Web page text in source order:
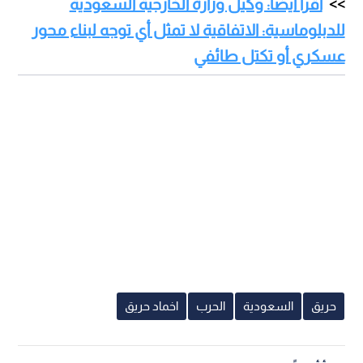
اقرأ أيضا: وكيل وزارة الخارجية السعودية
للدبلوماسية: الاتفاقية لا تمثل أي توجه لبناء محور
عسكري أو تكتل طائفي
حريق السعودية الحرب اخماد حريق